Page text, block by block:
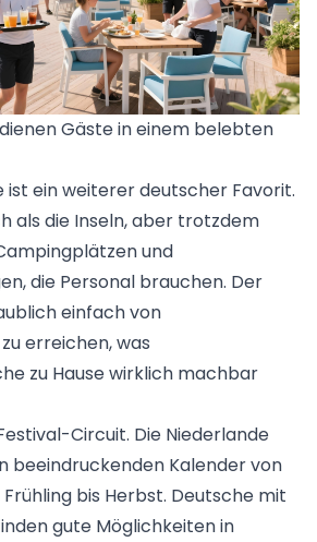
Gäste in einem belebten
ist ein weiterer deutscher Favorit.
als die Inseln, aber trotzdem
und
die Personal brauchen. Der
einfach von
erreichen, was
zu Hause wirklich machbar
Circuit. Die Niederlande
beeindruckenden Kalender von
bis Herbst. Deutsche mit
gute Möglichkeiten in